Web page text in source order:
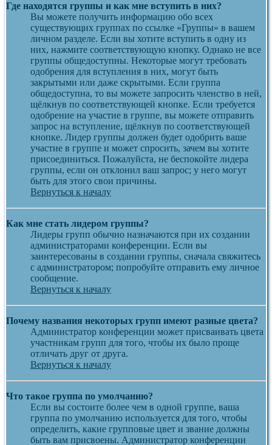
Где находятся группы и как мне вступить в них?
Вы можете получить информацию обо всех
существующих группах по ссылке «Группы» в вашем
личном разделе. Если вы хотите вступить в одну из
них, нажмите соответствующую кнопку. Однако не все
группы общедоступны. Некоторые могут требовать
одобрения для вступления в них, могут быть
закрытыми или даже скрытыми. Если группа
общедоступна, то вы можете запросить членство в ней,
щёлкнув по соответствующей кнопке. Если требуется
одобрение на участие в группе, вы можете отправить
запрос на вступление, щёлкнув по соответствующей
кнопке. Лидер группы должен будет одобрить ваше
участие в группе и может спросить, зачем вы хотите
присоединиться. Пожалуйста, не беспокойте лидера
группы, если он отклонил ваш запрос; у него могут
быть для этого свои причины.
Вернуться к началу
Как мне стать лидером группы?
Лидеры групп обычно назначаются при их создании
администраторами конференции. Если вы
заинтересованы в создании группы, сначала свяжитесь
с администратором; попробуйте отправить ему личное
сообщение.
Вернуться к началу
Почему названия некоторых групп имеют разные цвета?
Администратор конференции может присваивать цвета
участникам групп для того, чтобы их было проще
отличать друг от друга.
Вернуться к началу
Что такое группа по умолчанию?
Если вы состоите более чем в одной группе, ваша
группа по умолчанию используется для того, чтобы
определить, какие групповые цвет и звание должны
быть вам присвоены. Администратор конференции